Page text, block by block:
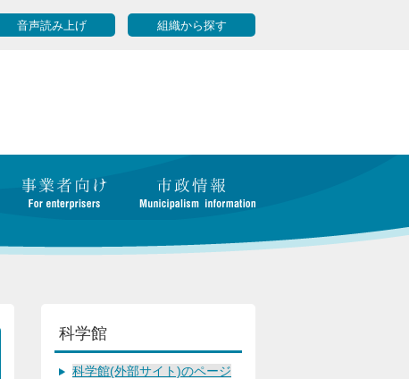
音声読み上げ 組織から探す
科学館
科学館(外部サイト)のページ